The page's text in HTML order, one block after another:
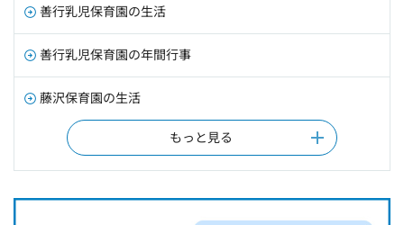
善行乳児保育園の生活
善行乳児保育園の年間行事
藤沢保育園の生活
もっと見る